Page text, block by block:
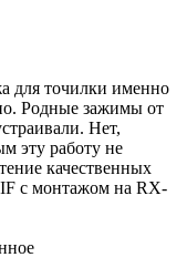
для точилки именно
Родные зажимы от
Нет,
эту работу не
качественных
с монтажом на RX-